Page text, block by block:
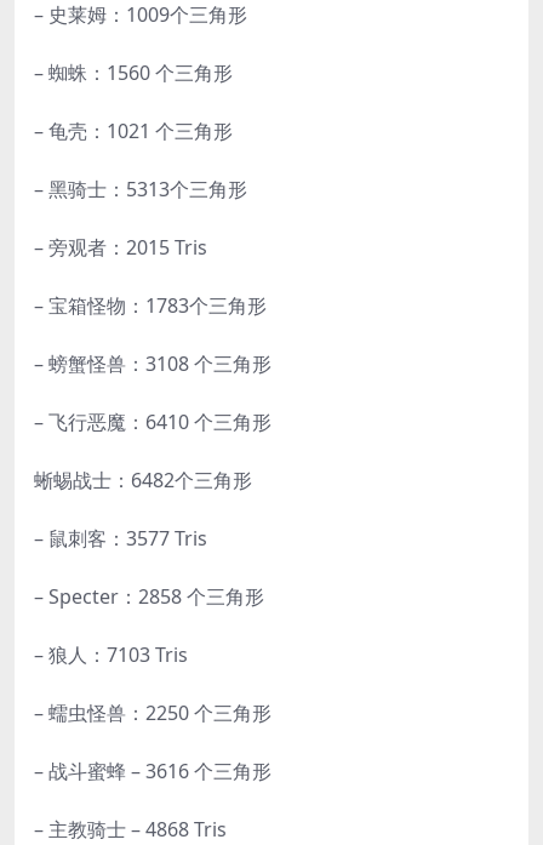
– 史莱姆：1009个三角形
– 蜘蛛：1560 个三角形
– 龟壳：1021 个三角形
– 黑骑士：5313个三角形
– 旁观者：2015 Tris
– 宝箱怪物：1783个三角形
– 螃蟹怪兽：3108 个三角形
– 飞行恶魔：6410 个三角形
蜥蜴战士：6482个三角形
– 鼠刺客：3577 Tris
– Specter：2858 个三角形
– 狼人：7103 Tris
– 蠕虫怪兽：2250 个三角形
– 战斗蜜蜂 – 3616 个三角形
– 主教骑士 – 4868 Tris